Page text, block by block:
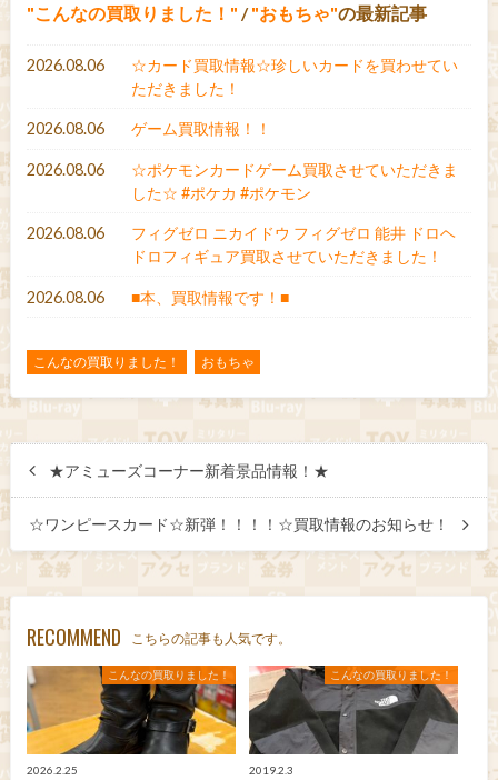
こんなの買取りました！ / おもちゃ の最新記事
2026.08.06
☆カード買取情報☆珍しいカードを買わせてい
ただきました！
2026.08.06 ゲーム買取情報！！
2026.08.06
☆ポケモンカードゲーム買取させていただきま
した☆ #ポケカ #ポケモン
2026.08.06
フィグゼロ ニカイドウ フィグゼロ 能井 ドロヘ
ドロフィギュア買取させていただきました！
2026.08.06 ■本、買取情報です！■
こんなの買取りました！ おもちゃ
★アミューズコーナー新着景品情報！★
☆ワンピースカード☆新弾！！！！☆買取情報のお知らせ！
RECOMMEND こちらの記事も人気です。
こんなの買取りました！
2026.2.25
こんなの買取りました！
2019.2.3